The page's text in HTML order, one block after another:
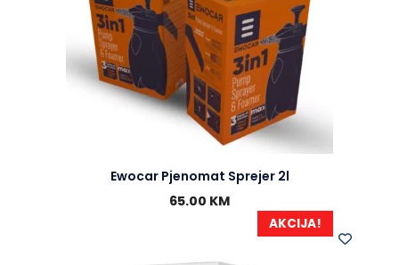
Ewocar Pjenomat Sprejer 2l
65.00 KM
AKCIJA!